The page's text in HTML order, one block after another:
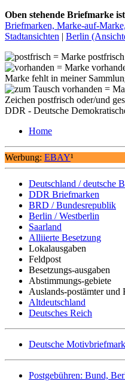
Oben stehende Briefmarke
Briefmarken, Marke-auf-
Stadtansichten | Berlin
= Marke postfrisch
= Marke
Marke fehlt in meiner
=
Zeichen postfrisch oder/und
DDR - Deutsche
Home
Werbung: EBAY¹
Deutschland / deutsche
DDR Briefmarken
BRD / Bundesrepublik
Berlin / Westberlin
Saarland
Alliierte Besetzung
Lokalausgaben
Feldpost
Besetzungs-ausgaben
Abstimmungs-gebiete
Auslands-postämter und
Altdeutschland
Deutsches Reich
Deutsche
Postgebühren: Bund,